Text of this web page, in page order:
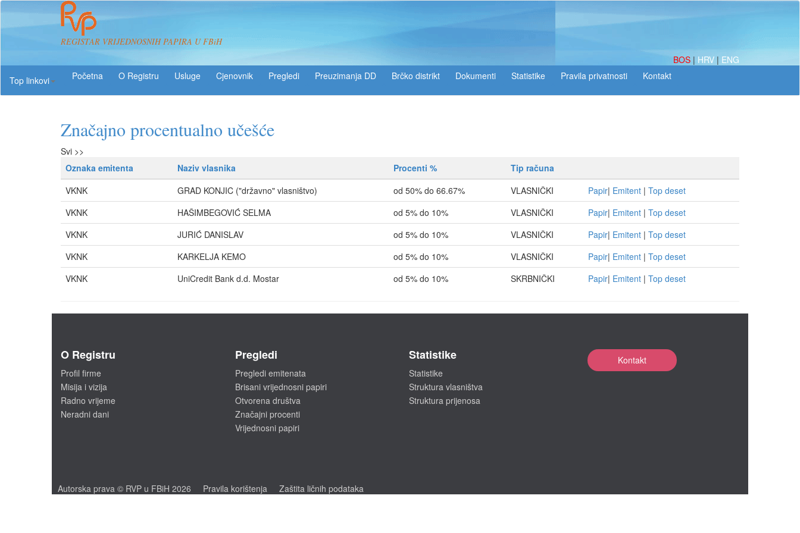
REGISTAR VRIJEDNOSNIH PAPIRA U FBiH
BOS | HRV | ENG
Top linkovi
O Registru Usluge Pregledi Preuzimanja DD Brčko distrikt Dokumenti Statistike
Značajno procentualno učešće
Svi >>
Oznaka emitenta
Naziv vlasnika Procenti %
Tip računa
VKNK
GRAD KONJIC ("državno" vlasništvo) od 50% do 66.67% VLASNIČKI Papir| Emitent | Top deset
VKNK
HAŠIMBEGOVIĆ SELMA od 5% do 10% VLASNIČKI Papir| Emitent | Top deset
VKNK
JURIĆ DANISLAV od 5% do 10% VLASNIČKI Papir| Emitent | Top deset
VKNK
KARKELJA KEMO od 5% do 10% VLASNIČKI Papir| Emitent | Top deset
VKNK
UniCredit Bank d.d. Mostar od 5% do 10% SKRBNIČKI Papir| Emitent | Top deset
O Registru
Profil firme
Misija i vizija
Radno vrijeme
Neradni dani
Pregledi
Pregledi emitenata
Brisani vrijednosni papiri
Otvorena društva
Značajni procenti
Vrijednosni papiri
Statistike
Statistike
Struktura vlasništva
Struktura prijenosa
Kontakt
Autorska prava © RVP u FBiH 2026 Pravila korištenja Zaštita ličnih podataka